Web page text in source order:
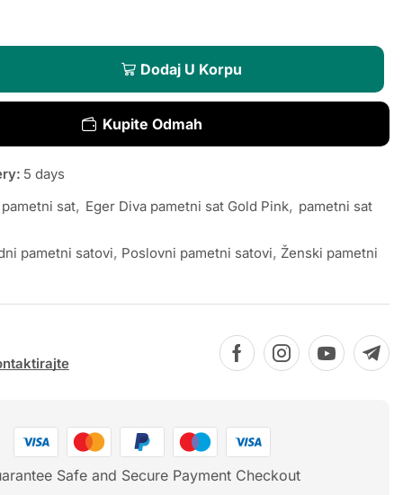
Dodaj U Korpu
Kupite Odmah
5 days
sat, Eger Diva pametni sat Gold Pink, pametni sat
pametni satovi, Poslovni pametni satovi, Ženski pametni
Safe and Secure Payment Checkout